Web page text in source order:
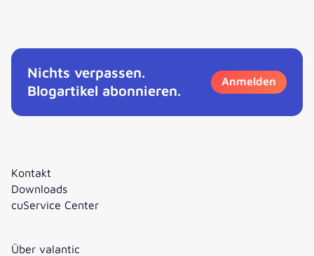
Nichts verpassen.
Blogartikel abonnieren.
Anmelden
Kontakt
Downloads
cuService Center
Über valantic